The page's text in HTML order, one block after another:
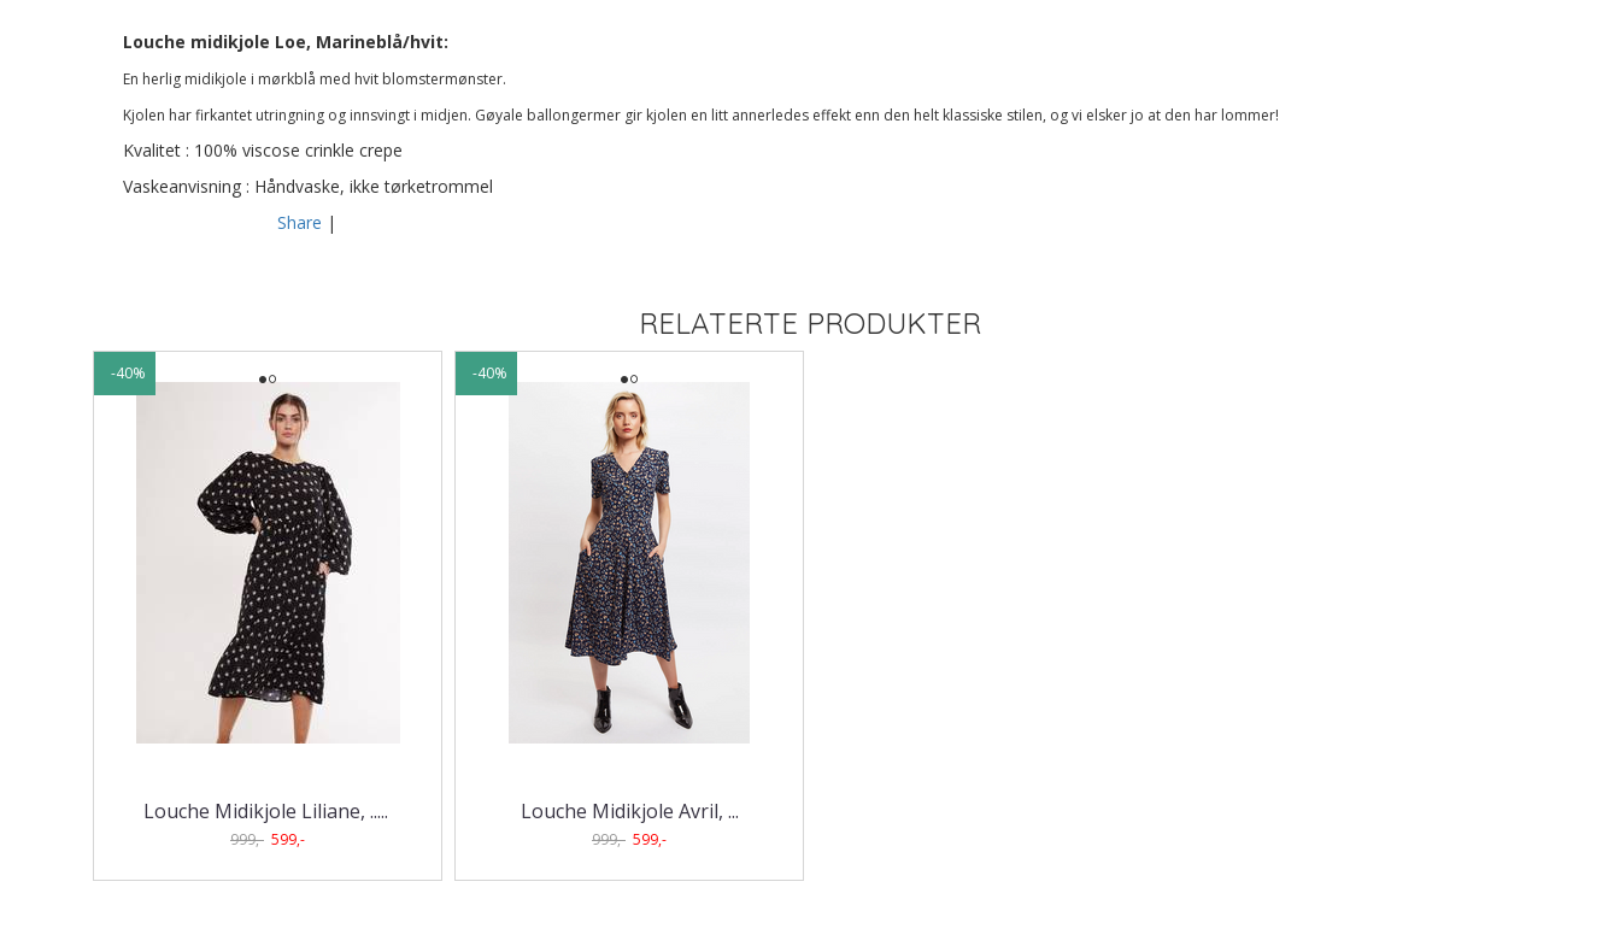
Louche midikjole Loe, Marineblå/hvit:
En herlig midikjole i mørkblå med hvit blomstermønster.
Kjolen har firkantet utringning og innsvingt i midjen. Gøyale ballongermer gir kjolen en litt annerledes effekt enn den helt klassiske stilen, og vi elsker jo at den har lommer!
Kvalitet : 100% viscose crinkle crepe
Vaskeanvisning : Håndvaske, ikke tørketrommel
Share |
RELATERTE PRODUKTER
-40%
Louche Midikjole Liliane, .....
999,- 599,-
-40%
Louche Midikjole Avril, ...
999,- 599,-